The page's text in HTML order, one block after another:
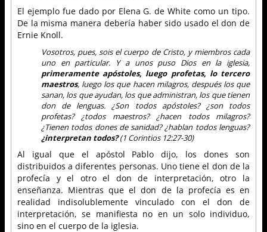
El ejemplo fue dado por Elena G. de White como un tipo.
De la misma manera debería haber sido usado el don de
Ernie Knoll.
Vosotros, pues, sois el cuerpo de Cristo, y miembros cada
uno en particular. Y a unos puso Dios en la iglesia,
primeramente apóstoles, luego profetas, lo tercero
maestros, luego los que hacen milagros, después los que
sanan, los que ayudan, los que administran, los que tienen
don de lenguas. ¿Son todos apóstoles? ¿son todos
profetas? ¿todos maestros? ¿hacen todos milagros?
¿Tienen todos dones de sanidad? ¿hablan todos lenguas?
¿interpretan todos?(1 Corintios 12:27-30)
Al igual que el apóstol Pablo dijo, los dones son
distribuidos a diferentes personas. Uno tiene el don de la
profecía y el otro el don de interpretación, otro la
enseñanza. Mientras que el don de la profecía es en
realidad indisolublemente vinculado con el don de
interpretación, se manifiesta no en un solo individuo,
sino en el cuerpo de la iglesia.